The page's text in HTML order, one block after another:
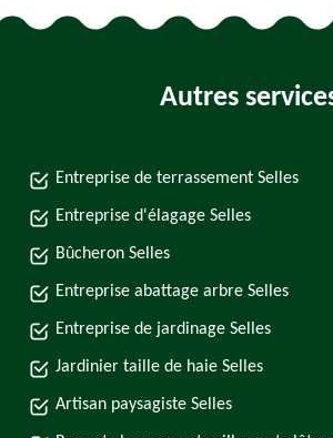
Autres
Entreprise de terrassement Selles
Entreprise d'élagage Selles
Bûcheron Selles
Entreprise abattage arbre Selles
Entreprise de jardinage Selles
Jardinier taille de haie Selles
Artisan paysagiste Selles